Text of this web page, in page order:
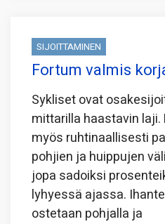
SIJOITTAMINEN
Fortum valmis
Sykliset ovat
mittarilla haastavin
myös ruhtinaallisesti
pohjien ja huippujen
jopa sadoiksi
lyhyessä ajassa.
ostetaan pohjalla ja